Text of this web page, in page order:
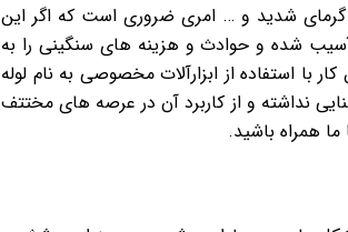
گرمای شدید و … امری ضروری است که اگر این
شده و حوادث و هزینه های سنگینی را به
با استفاده از ابزارآلات مخصوصی به نام لوله
نداشته و از کاربرد آن در عرصه های مختتف
ما همراه باشید.